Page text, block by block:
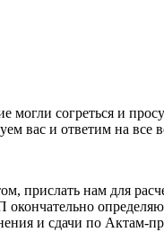
согреться и
вас и ответим на все
прислать нам для
и сдачи по Актам-